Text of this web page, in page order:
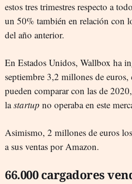
estos tres trimestres respecto a
un 50% también en relación con
del año anterior.
En Estados Unidos, Wallbox ha
septiembre 3,2 millones de euros,
pueden comparar con las de
lastartup no operaba en este
Asimismo, 2 millones de euros
a sus ventas por Amazon.
66.000 cargadores